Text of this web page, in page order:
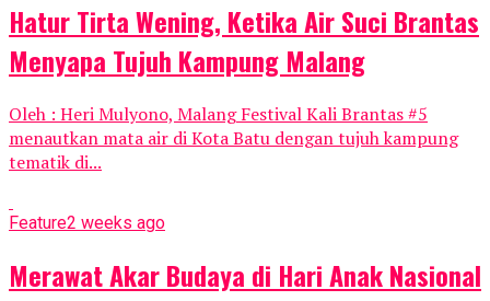
Hatur Tirta Wening, Ketika Air Suci Brantas
Menyapa Tujuh Kampung Malang
Oleh : Heri Mulyono, Malang Festival Kali Brantas #5
menautkan mata air di Kota Batu dengan tujuh kampung
tematik di...
Feature2 weeks ago
Merawat Akar Budaya di Hari Anak Nasional